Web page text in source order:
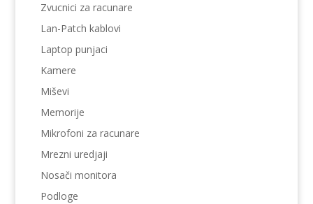
Zvucnici za racunare
Lan-Patch kablovi
Laptop punjaci
Kamere
Miševi
Memorije
Mikrofoni za racunare
Mrezni uredjaji
Nosači monitora
Podloge